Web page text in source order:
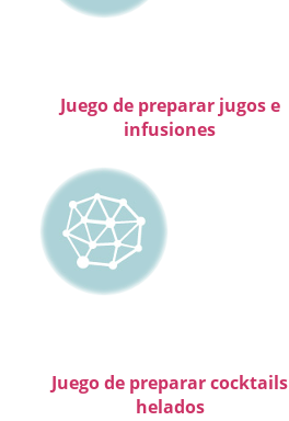
Juego de preparar jugos e
infusiones
Juego de preparar cocktails
helados